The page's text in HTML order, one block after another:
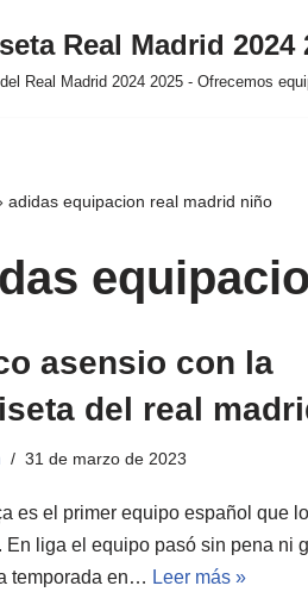
Real Madrid
Real Madrid 2024 2025 - Ofrecemos
adidas equipacion real madrid niño
asensio con la
del real
31 de marzo de 2023
es el primer equipo español que
En liga el equipo pasó sin pena ni
temporada en… Leer más »